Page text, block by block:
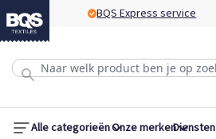
BQS Express service
Alle categorieënOnze merkenDiensten